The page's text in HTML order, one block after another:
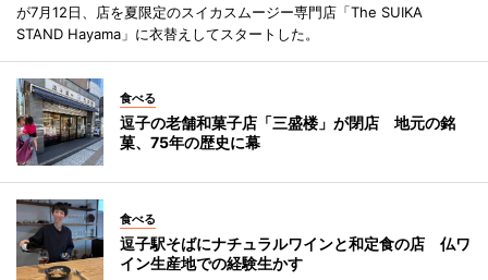
が7月12日、店を夏限定のスイカスムージー専門店「The SUIKA
STAND Hayama」に衣替えしてスタートした。
食べる
逗子の老舗和菓子店「三盛楼」が閉店 地元の銘
菓、75年の歴史に幕
食べる
逗子駅そばにナチュラルワインと和定食の店 仏ワ
イン生産地での経験生かす